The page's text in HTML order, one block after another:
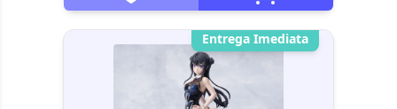
Entrega Imediata